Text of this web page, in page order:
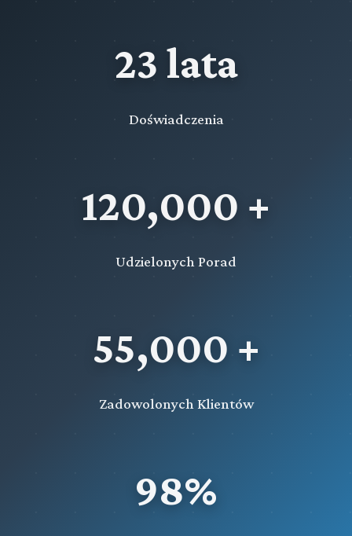
23 lata
Doświadczenia
120,000 +
Udzielonych Porad
55,000 +
Zadowolonych Klientów
98%